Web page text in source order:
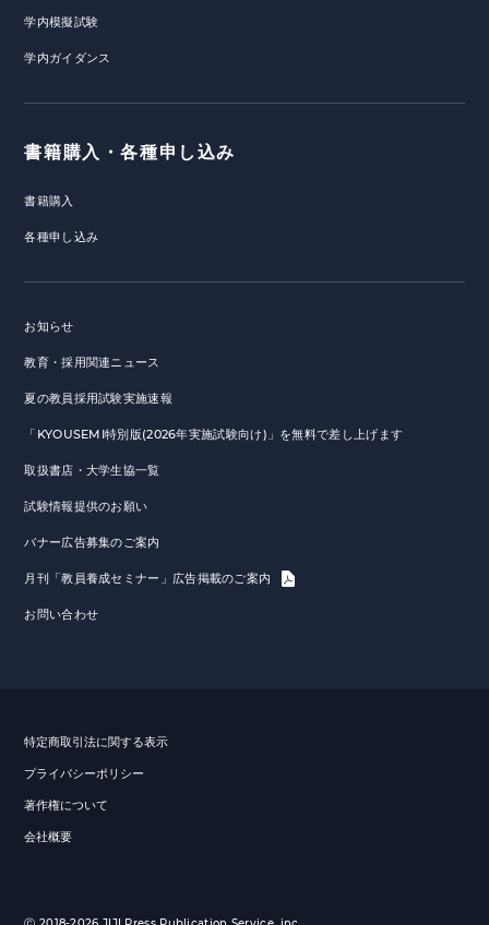
学内模擬試験
学内ガイダンス
書籍購入・各種申し込み
書籍購入
各種申し込み
お知らせ
教育・採用関連ニュース
夏の教員採用試験実施速報
「KYOUSEMI特別版(2026年実施試験向け)」を無料で差し上げます
取扱書店・大学生協一覧
試験情報提供のお願い
バナー広告募集のご案内
月刊「教員養成セミナー」広告掲載のご案内
お問い合わせ
特定商取引法に関する表示
プライバシーポリシー
著作権について
会社概要